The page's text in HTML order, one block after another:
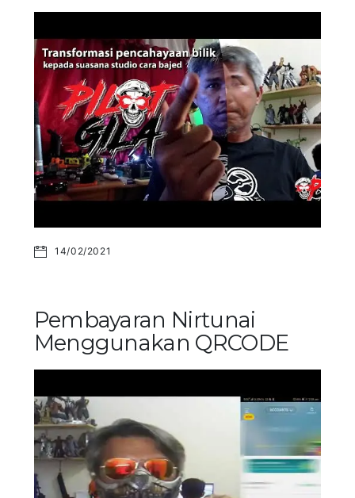
14/02/2021
Pembayaran Nirtunai
Menggunakan QRCODE